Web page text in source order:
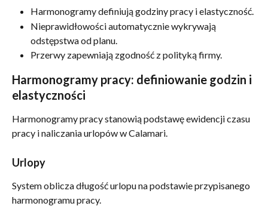
Harmonogramy definiują godziny pracy i elastyczność.
Nieprawidłowości automatycznie wykrywają
odstępstwa od planu.
Przerwy zapewniają zgodność z polityką firmy.
Harmonogramy pracy: definiowanie godzin i
elastyczności
Harmonogramy pracy stanowią podstawę ewidencji czasu
pracy i naliczania urlopów w Calamari.
Urlopy
System oblicza długość urlopu na podstawie przypisanego
harmonogramu pracy.